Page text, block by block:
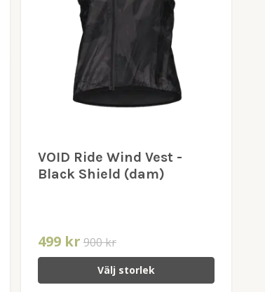
VOID Ride Wind Vest -
Black Shield (dam)
499 kr 900 kr
Välj storlek